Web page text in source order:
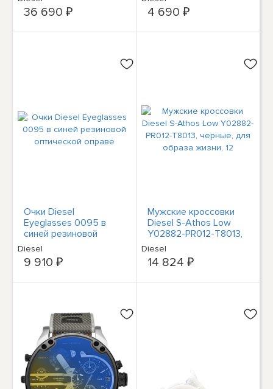
36 690 ₽ 4 690 ₽
Очки Diesel
Eyeglasses 0095 в
синей резиновой
оптической оправе
Diesel
9 910 ₽
Мужские кроссовки
Diesel S-Athos Low
Y02882-PR012-T8013,
черные, для образа
жизни, 12
Diesel
14 824 ₽